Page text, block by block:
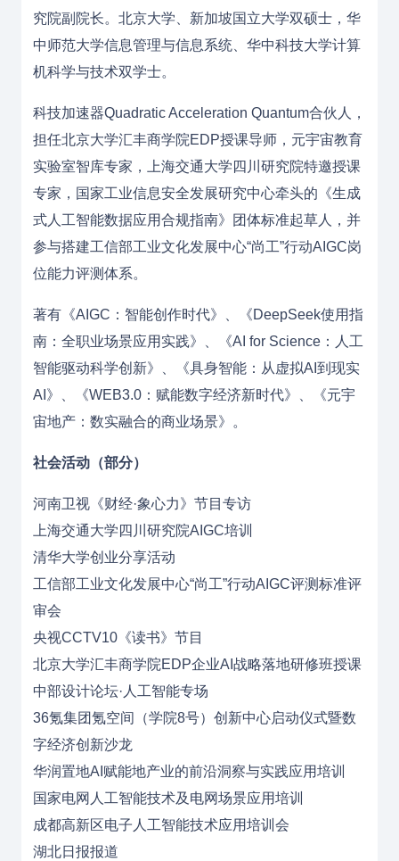
究院副院长。北京大学、新加坡国立大学双硕士，华
中师范大学信息管理与信息系统、华中科技大学计算
机科学与技术双学士。
科技加速器Quadratic Acceleration Quantum合伙人，
担任北京大学汇丰商学院EDP授课导师，元宇宙教育
实验室智库专家，上海交通大学四川研究院特邀授课
专家，国家工业信息安全发展研究中心牵头的《生成
式人工智能数据应用合规指南》团体标准起草人，并
参与搭建工信部工业文化发展中心“尚工”行动AIGC岗
位能力评测体系。
著有《AIGC：智能创作时代》、《DeepSeek使用指
南：全职业场景应用实践》、《AI for Science：人工
智能驱动科学创新》、《具身智能：从虚拟AI到现实
AI》、《WEB3.0：赋能数字经济新时代》、《元宇
宙地产：数实融合的商业场景》。
社会活动（部分）
河南卫视《财经·象心力》节目专访
上海交通大学四川研究院AIGC培训
清华大学创业分享活动
工信部工业文化发展中心“尚工”行动AIGC评测标准评
审会
央视CCTV10《读书》节目
北京大学汇丰商学院EDP企业AI战略落地研修班授课
中部设计论坛·人工智能专场
36氪集团氪空间（学院8号）创新中心启动仪式暨数
字经济创新沙龙
华润置地AI赋能地产业的前沿洞察与实践应用培训
国家电网人工智能技术及电网场景应用培训
成都高新区电子人工智能技术应用培训会
湖北日报报道